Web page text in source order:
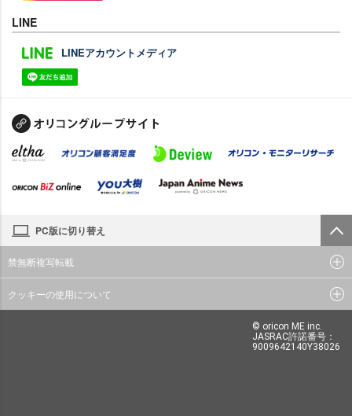
LINE
LINEアカウントメディア
PC版に切り替え
禁無断複写転載
クッキーの使用について
© oricon ME inc.
JASRAC許諾番号：
9009642140Y38026